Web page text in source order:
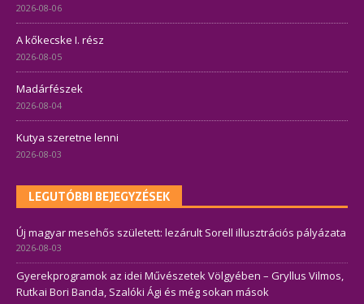
2026-08-06
A kőkecske I. rész
2026-08-05
Madárfészek
2026-08-04
Kutya szeretne lenni
2026-08-03
LEGUTÓBBI BEJEGYZÉSEK
Új magyar mesehős született: lezárult Sorell illusztrációs pályázata
2026-08-03
Gyerekprogramok az idei Művészetek Völgyében – Gryllus Vilmos,
Rutkai Bori Banda, Szalóki Ági és még sokan mások